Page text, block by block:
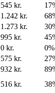
545 kr.
1.242 kr.
1.273 kr.
995 kr.
0 kr. 0%
575 kr.
932 kr.
516 kr.